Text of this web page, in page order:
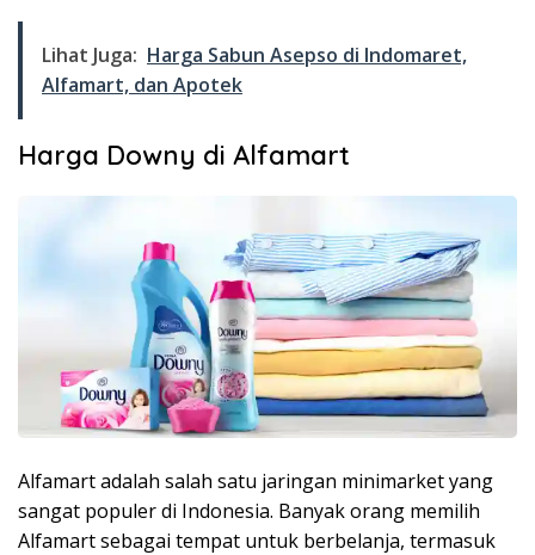
Lihat Juga: Harga Sabun Asepso di Indomaret,
Alfamart, dan Apotek
Harga Downy di Alfamart
Alfamart adalah salah satu jaringan minimarket yang
sangat populer di Indonesia. Banyak orang memilih
Alfamart sebagai tempat untuk berbelanja, termasuk